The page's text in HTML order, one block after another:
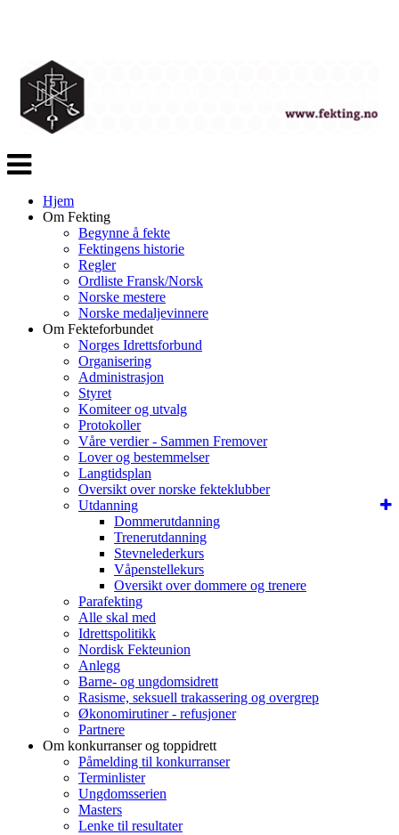
Veksle
navigasjon
Hjem
Om Fekting
Begynne å fekte
Fektingens historie
Regler
Ordliste Fransk/Norsk
Norske mestere
Norske medaljevinnere
Om Fekteforbundet
Norges Idrettsforbund
Organisering
Administrasjon
Styret
Komiteer og utvalg
Protokoller
Våre verdier - Sammen Fremover
Lover og bestemmelser
Langtidsplan
Oversikt over norske fekteklubber
Utdanning
Dommerutdanning
Trenerutdanning
Stevnelederkurs
Våpenstellekurs
Oversikt over dommere og trenere
Parafekting
Alle skal med
Idrettspolitikk
Nordisk Fekteunion
Anlegg
Barne- og ungdomsidrett
Rasisme, seksuell trakassering og overgrep
Økonomirutiner - refusjoner
Partnere
Om konkurranser og toppidrett
Påmelding til konkurranser
Terminlister
Ungdomsserien
Masters
Lenke til resultater